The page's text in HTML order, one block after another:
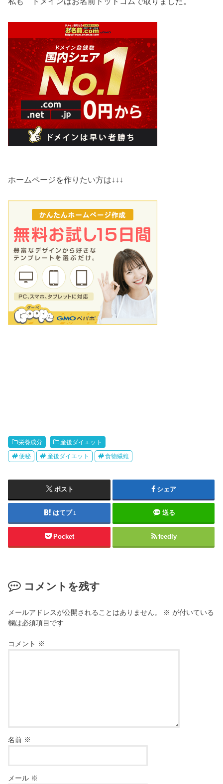
ホームページを作りたい方は↓↓↓
栄養成分 産後ダイエット
便秘 産後ダイエット 食物繊維
ポスト シェア
はてブ1 送る
Pocket feedly
コメントを残す
メールアドレスが公開されることはありません。 ※ が付いている
欄は必須項目です
コメント ※
名前 ※
メール ※